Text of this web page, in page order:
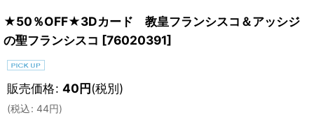
★50％OFF★3Dカード 教皇フランシスコ＆アッシジ
の聖フランシスコ [76020391]
販売価格: 40円(税別)
(税込: 44円)